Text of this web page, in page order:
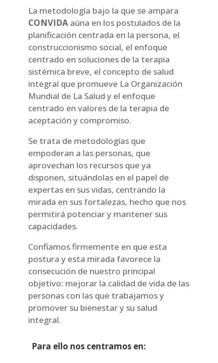
La metodología bajo la que se ampara
CONVIDAaúna en los postulados de la
planificación centrada en la persona, el
construccionismo social, el enfoque
centrado en soluciones de la terapia
sistémica breve, el concepto de salud
integral que promueve La Organización
Mundial de La Salud y el enfoque
centrado en valores de la terapia de
aceptación y compromiso.
Se trata de metodologías que
empoderan a las personas, que
aprovechan los recursos que ya
disponen, situándolas en el papel de
expertas en sus vidas, centrando la
mirada en sus fortalezas, hecho que nos
permitirá potenciar y mantener sus
capacidades.
Confiamos firmemente en que esta
postura y esta mirada favorece la
consecución de nuestro principal
objetivo: mejorar la calidad de vida de las
personas con las que trabajamos y
promover su bienestar y su salud
integral.
Para ello nos centramos en: